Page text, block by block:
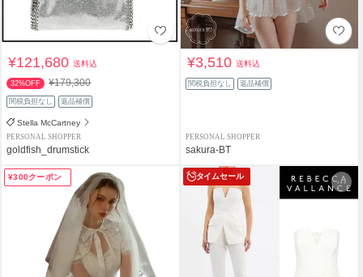
¥121,680送料込
32%OFF ¥179,300
関税負担なし 返品補償
Stella McCartney
PERSONAL SHOPPER
goldfish_drumstick
¥3,510送料込
関税負担なし 返品補償
PERSONAL SHOPPER
sakura-BT
¥300クーポン タイムセール